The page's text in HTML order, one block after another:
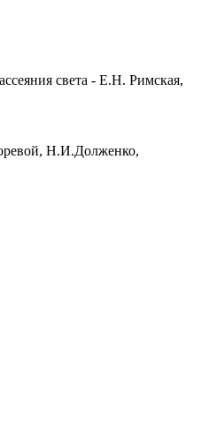
света - Е.Н. Римская,
Н.И.Долженко,